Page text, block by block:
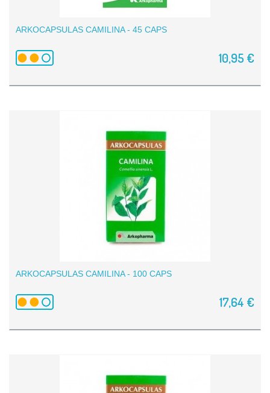
ARKOCAPSULAS CAMILINA - 45 CAPS
10,95 €
ARKOCAPSULAS CAMILINA - 100 CAPS
17,64 €